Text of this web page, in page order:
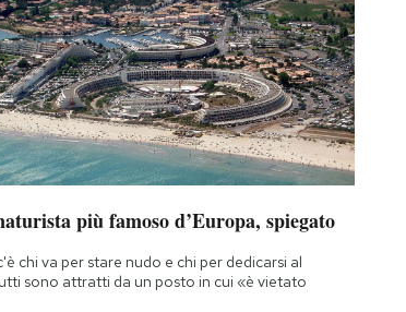
più famoso d’Europa, spiegato
chi va per stare nudo e chi per dedicarsi al
sono attratti da un posto in cui «è vietato